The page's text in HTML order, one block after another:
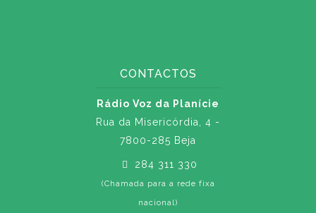
CONTACTOS
Rádio Voz da Planície
Rua da Misericórdia, 4 -
7800-285 Beja
284 311 330
(Chamada para a rede fixa
nacional)